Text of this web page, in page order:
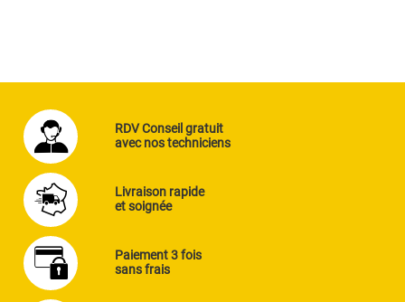
RDV Conseil gratuit
avec nos techniciens
Livraison rapide
et soignée
Paiement 3 fois
sans frais